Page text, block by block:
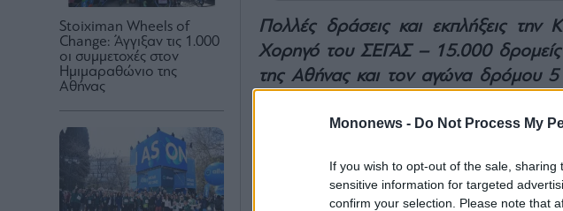
Mononews - Do Not Process My
If you wish to opt-out of the sale,
sensitive information for targeted
confirm your selection. Please note that
Stoiximan Wheels of
Change: Άγγιξαν τις 1.000
οι συμμετοχές στον
Ημιμαραθώνιο της
Αθήνας
Πολλές δράσεις και εκπλήξεις
Χορηγό του ΣΕΓΑΣ – 15.000 δρομείς
της Αθήνας και τον αγώνα δρόμου
δράσεις από νωρίς το πρωί της
Αθήνας. Την Κυριακή, 20 Μαρτίου, η
χρονιάς υποδέχεται 15.000